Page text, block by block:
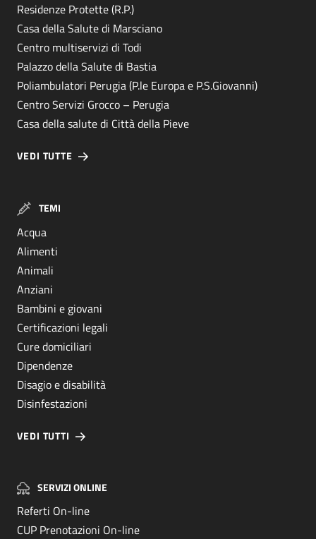
Residenze Protette (R.P.)
Casa della Salute di Marsciano
Centro multiservizi di Todi
Palazzo della Salute di Bastia
Poliambulatori Perugia (P.le Europa e P.S.Giovanni)
Centro Servizi Grocco – Perugia
Casa della salute di Città della Pieve
VEDI TUTTE
TEMI
Acqua
Alimenti
Animali
Anziani
Bambini e giovani
Certificazioni legali
Cure domiciliari
Dipendenze
Disagio e disabilità
Disinfestazioni
VEDI TUTTI
SERVIZI ONLINE
Referti On-line
CUP Prenotazioni On-line